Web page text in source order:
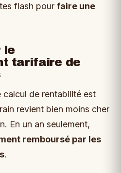
flash pour faire une
le
tarifaire de
calcul de rentabilité est
revient bien moins cher
En un an seulement,
remboursé par les
.